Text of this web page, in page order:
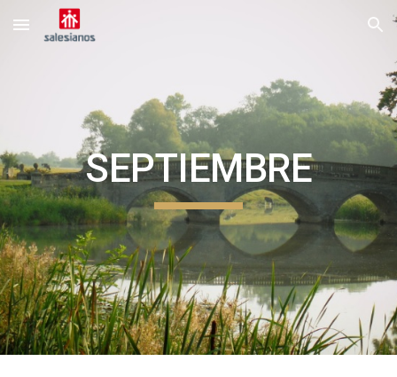
Skip to main content Skip to navigation
SEPTIEMBRE